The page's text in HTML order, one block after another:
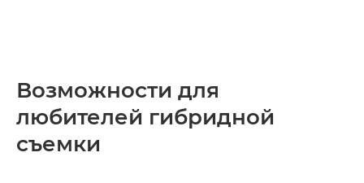
Возможности для
любителей гибридной
съемки